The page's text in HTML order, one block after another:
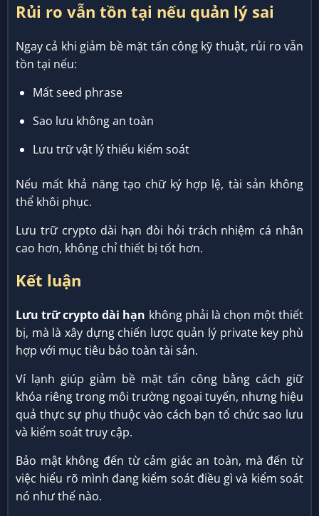
Rủi ro vẫn tồn tại nếu quản lý sai
Ngay cả khi giảm bề mặt tấn công kỹ thuật, rủi ro vẫn
tồn tại nếu:
Mất seed phrase
Sao lưu không an toàn
Lưu trữ vật lý thiếu kiểm soát
Nếu mất khả năng tạo chữ ký hợp lệ, tài sản không
thể khôi phục.
Lưu trữ crypto dài hạn đòi hỏi trách nhiệm cá nhân
cao hơn, không chỉ thiết bị tốt hơn.
Kết luận
Lưu trữ crypto dài hạn không phải là chọn một thiết
bị, mà là xây dựng chiến lược quản lý private key phù
hợp với mục tiêu bảo toàn tài sản.
Ví lạnh giúp giảm bề mặt tấn công bằng cách giữ
khóa riêng trong môi trường ngoại tuyến, nhưng hiệu
quả thực sự phụ thuộc vào cách bạn tổ chức sao lưu
và kiểm soát truy cập.
Bảo mật không đến từ cảm giác an toàn, mà đến từ
việc hiểu rõ mình đang kiểm soát điều gì và kiểm soát
nó như thế nào.